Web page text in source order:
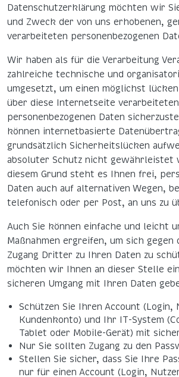
Datenschutzerklärung möchten wir
und Zweck der von uns erhobenen,
verarbeiteten personenbezogenen
Wir haben als für die Verarbeitung
zahlreiche technische und
umgesetzt, um einen möglichst
über diese Internetseite verarbeiteten
personenbezogenen Daten
können internetbasierte
grundsätzlich Sicherheitslücken
absoluter Schutz nicht gewährleistet
diesem Grund steht es Ihnen frei,
Daten auch auf alternativen Wegen,
telefonisch oder per Post, an uns zu
Auch Sie können einfache und leicht
Maßnahmen ergreifen, um sich gegen
Zugang Dritter zu Ihren Daten zu
möchten wir Ihnen an dieser Stelle
sicheren Umgang mit Ihren Daten
Schützen Sie Ihren Account (Login,
Kundenkonto) und Ihr IT-System
Tablet oder Mobile-Gerät) mit
Nur Sie sollten Zugang zu den
Stellen Sie sicher, dass Sie Ihre
nur für einen Account (Login,